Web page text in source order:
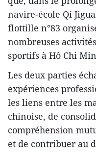
navire-école Qi
flottille n°83
nombreuses
sportifs à Hô Chi
Les deux parties
expériences
les liens entre les
chinoise, de
compréhension
et de contribuer au